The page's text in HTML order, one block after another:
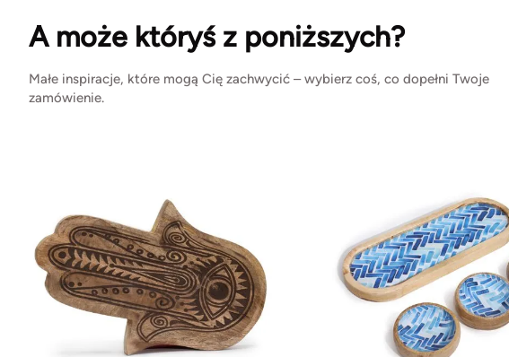
A może któryś z poniższych?
Małe inspiracje, które mogą Cię zachwycić – wybierz coś, co dopełni Twoje
zamówienie.